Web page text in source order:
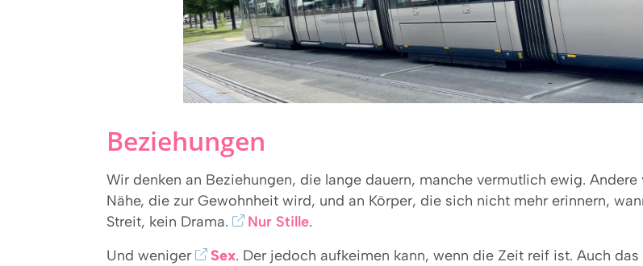
Beziehungen
Wir denken an Beziehungen, die lange dauern, manche vermutlich ewig.
Nähe, die zur Gewohnheit wird, und an Körper, die sich nicht mehr erinnern,
Streit, kein Drama.
Nur Stille.
Und weniger
Sex. Der jedoch aufkeimen kann, wenn die Zeit reif ist. Auch das